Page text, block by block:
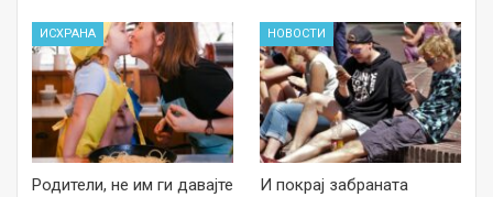
ИСХРАНА
Родители, не им ги давајте
НОВОСТИ
И покрај забраната